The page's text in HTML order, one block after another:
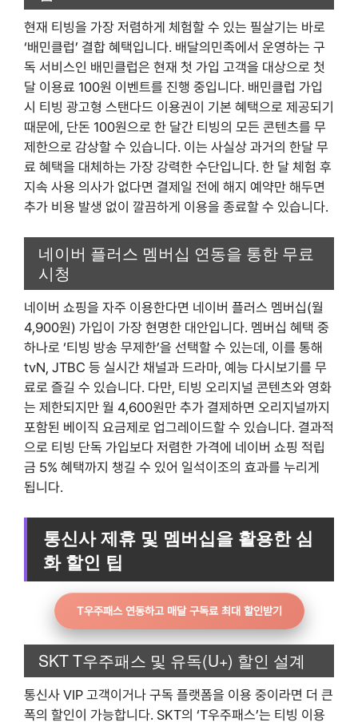
현재 티빙을 가장 저렴하게 체험할 수 있는 필살기는 바로
‘배민클럽’ 결합 혜택입니다. 배달의민족에서 운영하는 구
독 서비스인 배민클럽은 현재 첫 가입 고객을 대상으로 첫
달 이용료 100원 이벤트를 진행 중입니다. 배민클럽 가입
시 티빙 광고형 스탠다드 이용권이 기본 혜택으로 제공되기
때문에, 단돈 100원으로 한 달간 티빙의 모든 콘텐츠를 무
제한으로 감상할 수 있습니다. 이는 사실상 과거의 한달 무
료 혜택을 대체하는 가장 강력한 수단입니다. 한 달 체험 후
지속 사용 의사가 없다면 결제일 전에 해지 예약만 해두면
추가 비용 발생 없이 깔끔하게 이용을 종료할 수 있습니다.
네이버 플러스 멤버십 연동을 통한 무료
시청
네이버 쇼핑을 자주 이용한다면 네이버 플러스 멤버십(월
4,900원) 가입이 가장 현명한 대안입니다. 멤버십 혜택 중
하나로 ‘티빙 방송 무제한’을 선택할 수 있는데, 이를 통해
tvN, JTBC 등 실시간 채널과 드라마, 예능 다시보기를 무
료로 즐길 수 있습니다. 다만, 티빙 오리지널 콘텐츠와 영화
는 제한되지만 월 4,600원만 추가 결제하면 오리지널까지
포함된 베이직 요금제로 업그레이드할 수 있습니다. 결과적
으로 티빙 단독 가입보다 저렴한 가격에 네이버 쇼핑 적립
금 5% 혜택까지 챙길 수 있어 일석이조의 효과를 누리게
됩니다.
통신사 제휴 및 멤버십을 활용한 심
화 할인 팁
T우주패스 연동하고 매달 구독료 최대 할인받기
SKT T우주패스 및 유독(U+) 할인 설계
통신사 VIP 고객이거나 구독 플랫폼을 이용 중이라면 더 큰
폭의 할인이 가능합니다. SKT의 ‘T우주패스’는 티빙 이용